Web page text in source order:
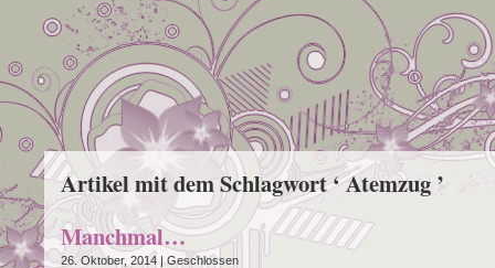
Artikel mit dem Schlagwort ‘ Atemzug ’
Manchmal…
26. Oktober, 2014 |Geschlossen